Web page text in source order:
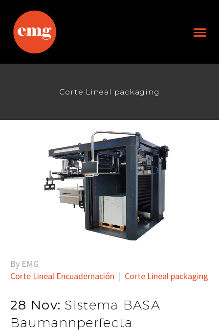
Corte Lineal packaging
By EMG
Corte Lineal Encuadernación
Corte Lineal packaging
28 Nov: Sistema BASA
Baumannperfecta